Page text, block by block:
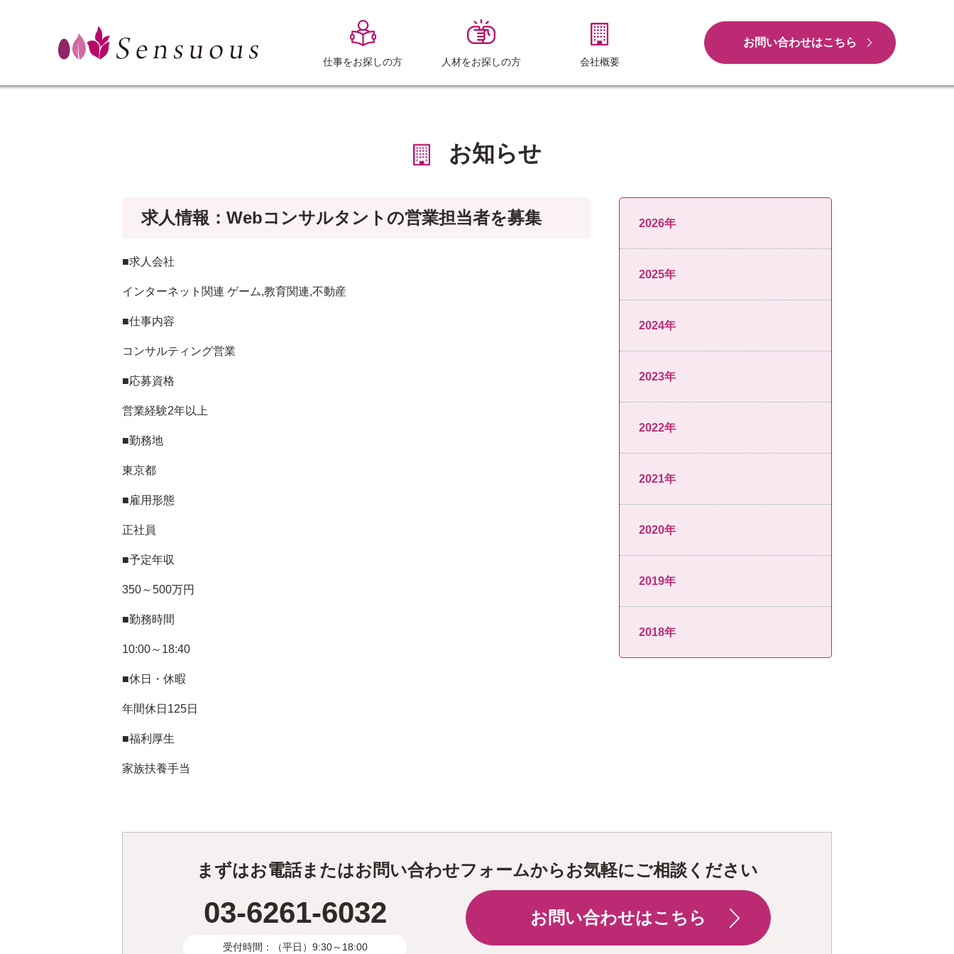
仕事をお探しの方 人材をお探しの方 会社概要
お問い合わせはこちら
お知らせ
求人情報：Webコンサルタントの営業担当者を募集
■求人会社
インターネット関連 ゲーム,教育関連,不動産
■仕事内容
コンサルティング営業
■応募資格
営業経験2年以上
■勤務地
東京都
■雇用形態
正社員
■予定年収
350～500万円
■勤務時間
10:00～18:40
■休日・休暇
年間休日125日
■福利厚生
家族扶養手当
2026年
2025年
2024年
2023年
2022年
2021年
2020年
2019年
2018年
まずはお電話またはお問い合わせフォームからお気軽にご相談ください
03-6261-6032
受付時間：（平日）9:30～18:00
お問い合わせはこちら